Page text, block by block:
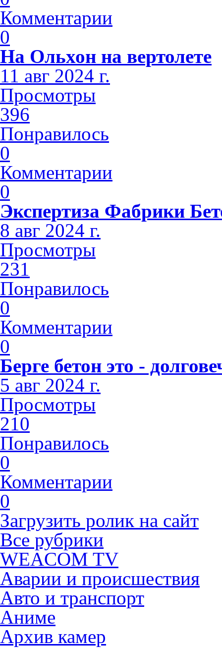
Комментарии
0
На Ольхон на вертолете
11 авг 2024 г.
Просмотры
396
Понравилось
0
Комментарии
0
Экспертиза Фабрики
8 авг 2024 г.
Просмотры
231
Понравилось
0
Комментарии
0
Берге бетон это -
5 авг 2024 г.
Просмотры
210
Понравилось
0
Комментарии
0
Загрузить ролик на сайт
Все рубрики
WEACOM TV
Аварии и происшествия
Авто и транспорт
Аниме
Архив камер